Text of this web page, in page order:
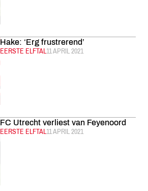
Hake: ‘Erg frustrerend’
CATEGORIE:
EERSTE ELFTALGEPUBLICEERD:
11 APRIL 2021
FC Utrecht verliest van Feyenoord
CATEGORIE:
EERSTE ELFTALGEPUBLICEERD:
11 APRIL 2021